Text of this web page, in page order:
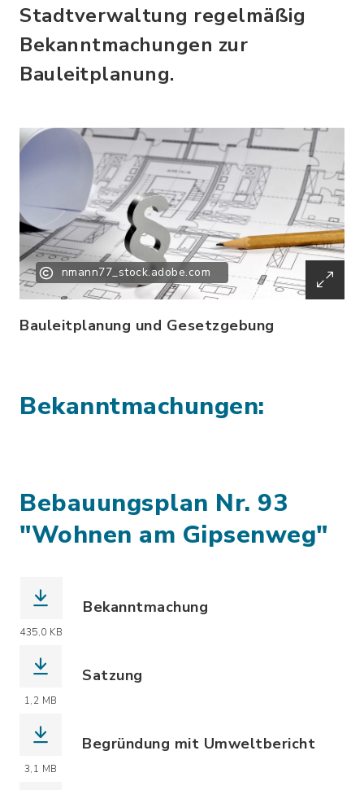
Stadtverwaltung regelmäßig
Bekanntmachungen zur
Bauleitplanung.
nmann77_stock.adobe.com
Bauleitplanung und Gesetzgebung
Bekanntmachungen:
Bebauungsplan Nr. 93
"Wohnen am Gipsenweg"
435,0 KB
Bekanntmachung
1,2 MB
Satzung
3,1 MB
Begründung mit Umweltbericht